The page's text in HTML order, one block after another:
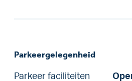
Parkeergelegenheid
Parkeer faciliteiten